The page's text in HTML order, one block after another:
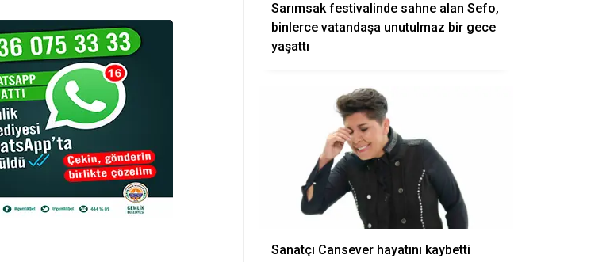
Sarımsak festivalinde sahne alan Sefo,
binlerce vatandaşa unutulmaz bir gece
yaşattı
Sanatçı Cansever hayatını kaybetti